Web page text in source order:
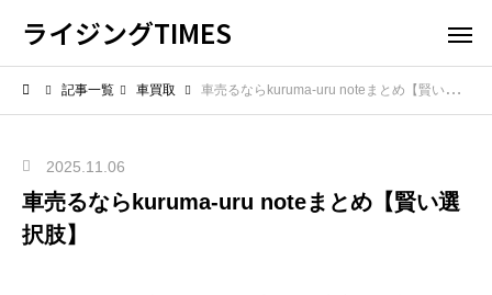
ライジングTIMES
記事一覧 車買取 車売るならkuruma-uru noteまとめ【賢い選択肢】
2025.11.06
車売るならkuruma-uru noteまとめ【賢い選
択肢】